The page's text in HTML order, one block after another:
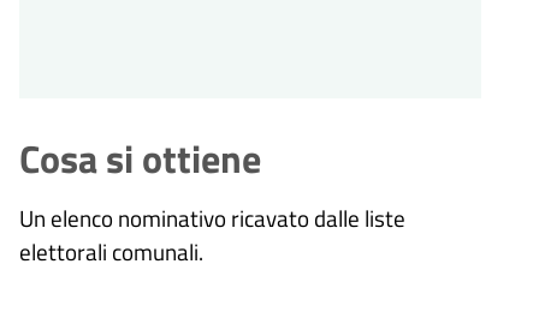
Cosa si ottiene
Un elenco nominativo ricavato dalle liste
elettorali comunali.